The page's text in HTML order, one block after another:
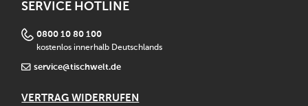
SERVICE HOTLINE
0800 10 80 100
kostenlos innerhalb Deutschlands
service@tischwelt.de
VERTRAG WIDERRUFEN